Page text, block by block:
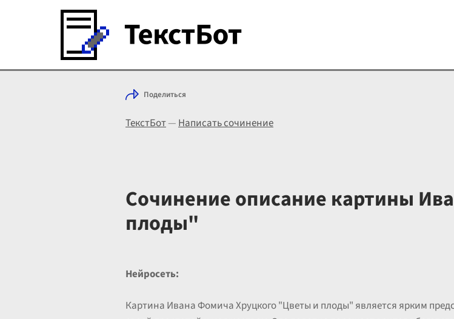
Поделиться
ТекстБот—Написать сочинение
Сочинение описание картины
плоды"
Нейросеть:
Картина Ивана Фомича Хруцкого "Цветы и плоды" является ярким